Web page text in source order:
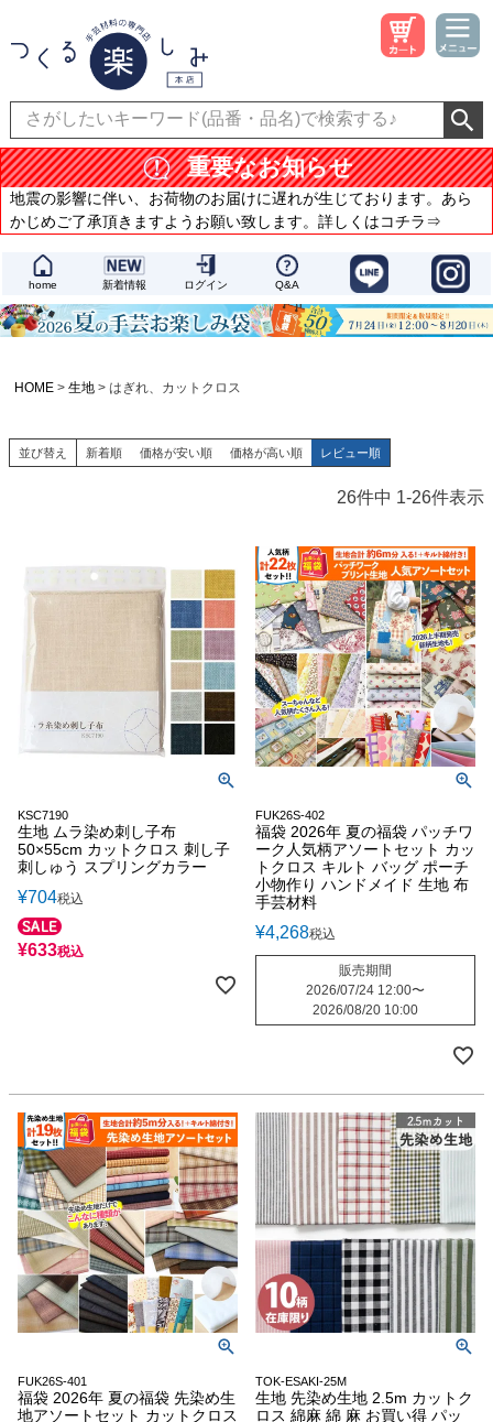
重要なお知らせ
地震の影響に伴い、お荷物のお届けに遅れが生じております。あら
かじめご了承頂きますようお願い致します。詳しくはコチラ⇒
home 新着情報 ログイン Q&A
HOME 生地 はぎれ、カットクロス
並び替え 新着順 価格が安い順 価格が高い順 レビュー順
26件中 1-26件表示
KSC7190
生地 ムラ染め刺し子布
50×55cm カットクロス 刺し子
刺しゅう スプリングカラー
¥704税込
¥633税込
FUK26S-402
福袋 2026年 夏の福袋 パッチワ
ーク人気柄アソートセット カッ
トクロス キルト バッグ ポーチ
小物作り ハンドメイド 生地 布
手芸材料
¥4,268税込
販売期間
2026/07/24 12:00〜
2026/08/20 10:00
FUK26S-401
福袋 2026年 夏の福袋 先染め生
地アソートセット カットクロス
TOK-ESAKI-25M
生地 先染め生地 2.5m カットク
ロス 綿麻 綿 麻 お買い得 パッ